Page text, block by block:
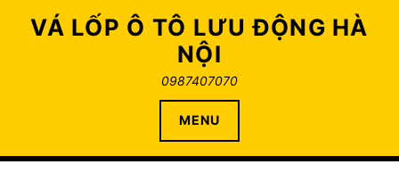
VÁ LỐP Ô TÔ LƯU ĐỘNG HÀ
NỘI
0987407070
MENU